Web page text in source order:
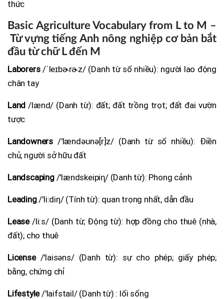
thức
Basic Agriculture Vocabulary from L to M –
Từ vựng tiếng Anh nông nghiệp cơ bản bắt
đầu từ chữ L đến M
Laborers/ˈleɪbɚrɚz/ (Danh từ số nhiều): người lao động
chân tay
Land /lænd/ (Danh từ): đất; đất trồng trọt; đất đai vườn
tược
Landowners /'lændəʊnə[r]z/ (Danh từ số nhiều): Điền
chủ; người sở hữu đất
Landscaping/'lændskeipiɳ/ (Danh từ): Phong cảnh
Leading/'li:diη/ (Tính từ): quan trọng nhất, dẫn đầu
Lease/li:s/ (Danh từ; Động từ): hợp đồng cho thuê (nhà,
đất); cho thuê
License/'laisəns/ (Danh từ): sự cho phép; giấy phép;
bằng, chứng chỉ
Lifestyle/'laifstail/ (Danh từ) : lối sống